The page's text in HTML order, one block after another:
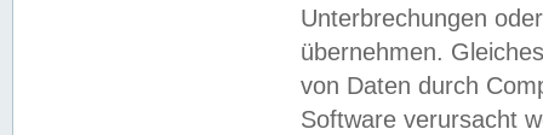
Unterbrechungen
übernehmen.
von Daten durch
Software verursacht